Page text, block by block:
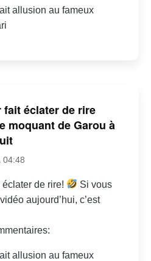
allusion au fameux
fait éclater de rire
moquant de Garou à
04:48
de rire!
Si vous
aujourd’hui, c’est
allusion au fameux